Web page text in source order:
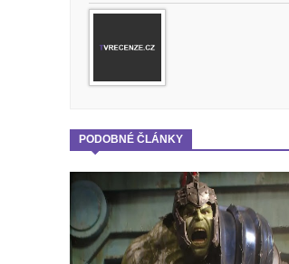
PODOBNÉ ČLÁNKY